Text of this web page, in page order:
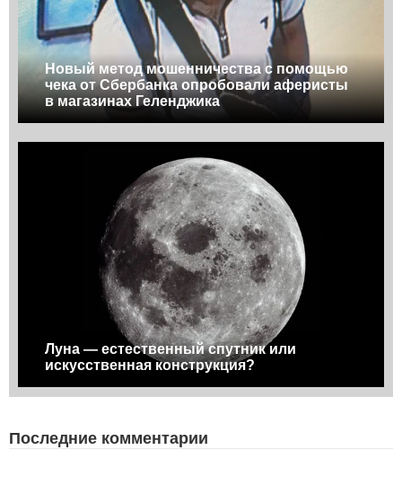
Новый метод мошенничества с помощью
чека от Сбербанка опробовали аферисты
в магазинах Геленджика
Луна — естественный спутник или
искусственная конструкция?
Последние комментарии